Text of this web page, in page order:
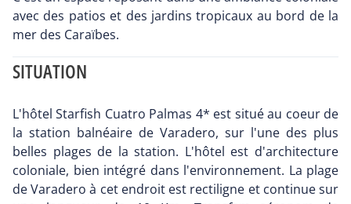
avec des patios et des jardins tropicaux au bord de la
mer des Caraïbes.
SITUATION
L'hôtel Starfish Cuatro Palmas 4* est situé au coeur de
la station balnéaire de Varadero, sur l'une des plus
belles plages de la station. L'hôtel est d'architecture
coloniale, bien intégré dans l'environnement. La plage
de Varadero à cet endroit est rectiligne et continue sur